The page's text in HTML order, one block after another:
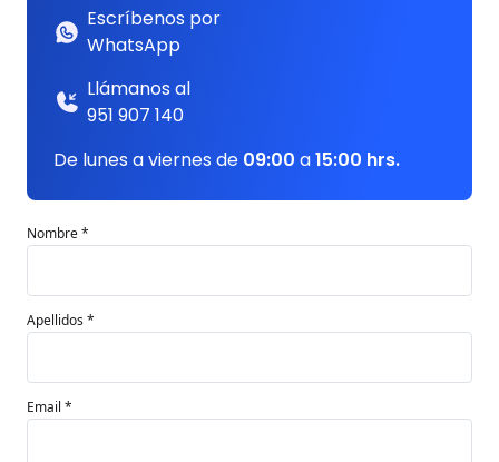
Escríbenos por
WhatsApp
Llámanos al
951 907 140
De lunes a viernes de 09:00 a15:00 hrs.
Nombre *
Apellidos *
Email *